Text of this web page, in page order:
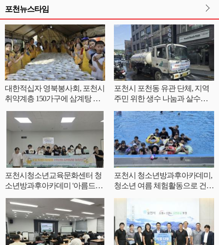
포천뉴스타임
대한적십자 영북봉사회, 포천시
취약계층 150가구에 삼계탕 전
포천시 포천동 유관 단체, 지역
주민 위한 생수 나눔과 살수차
포천시청소년교육문화센터 청
소년방과후아카데미 '아름드리'
진행
포천시 청소년방과후아카데미,
청소년 여름 체험활동으로 건강